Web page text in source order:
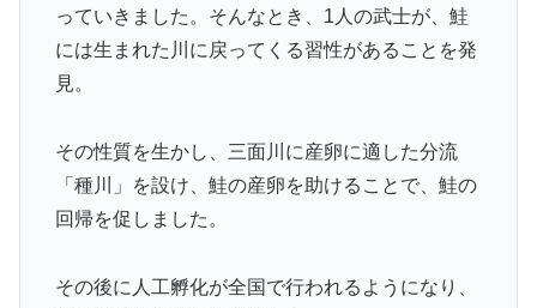
っていきました。そんなとき、1人の武士が、鮭
には生まれた川に戻ってくる習性があることを発
見。
その性質を生かし、三面川に産卵に適した分流
「種川」を設け、鮭の産卵を助けることで、鮭の
回帰を促しました。
その後に人工孵化が全国で行われるようになり、